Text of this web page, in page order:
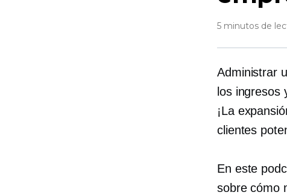
5 minutos de
Administrar
los ingresos
¡La
clientes
En este
sobre cómo